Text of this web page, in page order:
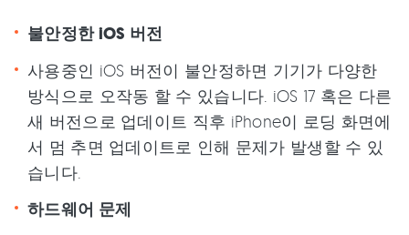
불안정한 iOS 버전
사용중인 iOS 버전이 불안정하면 기기가 다양한
방식으로 오작동 할 수 있습니다. iOS 17 혹은 다른
새 버전으로 업데이트 직후 iPhone이 로딩 화면에
서 멈 추면 업데이트로 인해 문제가 발생할 수 있
습니다.
하드웨어 문제